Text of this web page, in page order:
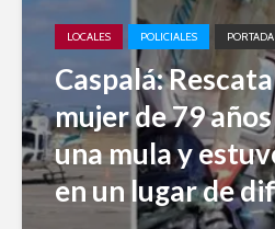
LOCALES POLICIALES PORTADA
Caspalá:
mujer de 79
una mula y
en un lugar de